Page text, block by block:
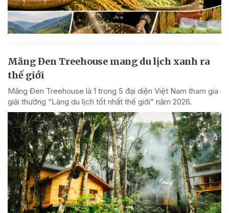
Măng Đen Treehouse mang du lịch xanh ra
thế giới
Măng Đen Treehouse là 1 trong 5 đại diện Việt Nam tham gia
giải thưởng “Làng du lịch tốt nhất thế giới” năm 2026.